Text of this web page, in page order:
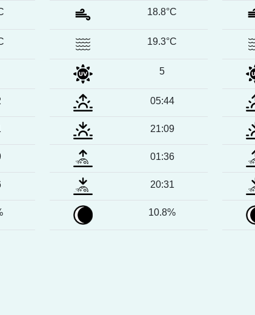
18.8°C
19.3°C
5
05:44
21:09
01:36
20:31
10.8%